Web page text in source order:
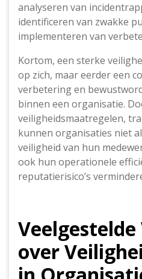
analyseren van
identificeren van zwakke
implementeren van
Kortom, een sterke
op zich, maar eerder een
verbetering en
binnen een organisatie.
veiligheidsmaatregelen,
kunnen organisaties niet
veiligheid van hun
ook hun operationele
reputatierisico’s
Veelgestelde
over